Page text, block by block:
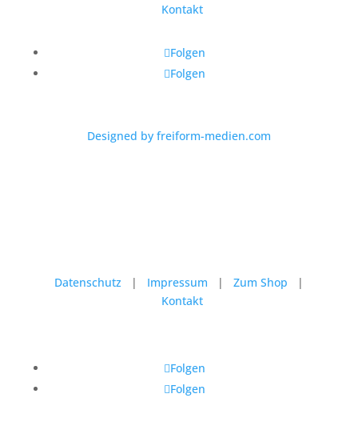
Kontakt
Folgen
Folgen
Designed by freiform-medien.com
Datenschutz | Impressum | Zum Shop |
Kontakt
Folgen
Folgen